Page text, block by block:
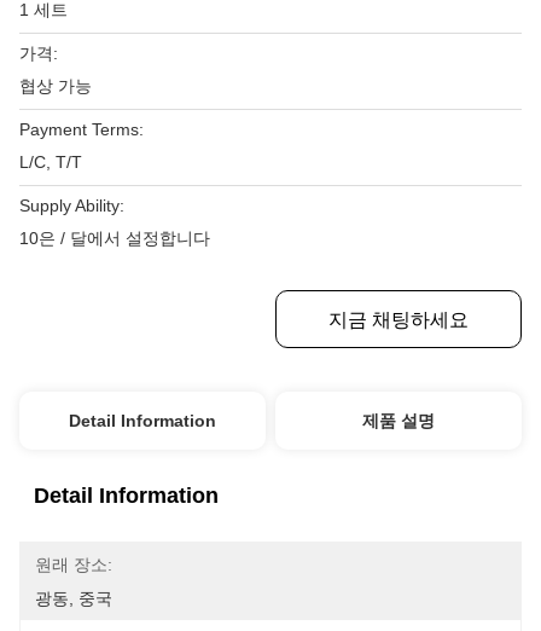
1 세트
가격:
협상 가능
Payment Terms:
L/C, T/T
Supply Ability:
10은 / 달에서 설정합니다
지금 채팅하세요
Detail Information 제품 설명
Detail Information
원래 장소:
광동, 중국